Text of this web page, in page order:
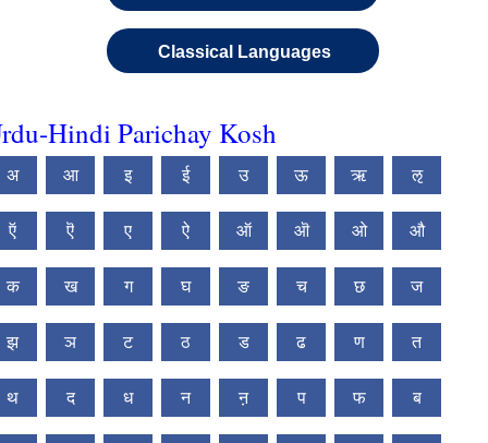
Classical Languages
Hindi Parichay Kosh
अ आ इ ई उ ऊ ऋ ऌ
ऍ ऎ ए ऐ ऑ ऒ ओ औ
क ख ग घ ङ च छ ज
झ ञ ट ठ ड ढ ण त
थ द ध न ऩ प फ ब